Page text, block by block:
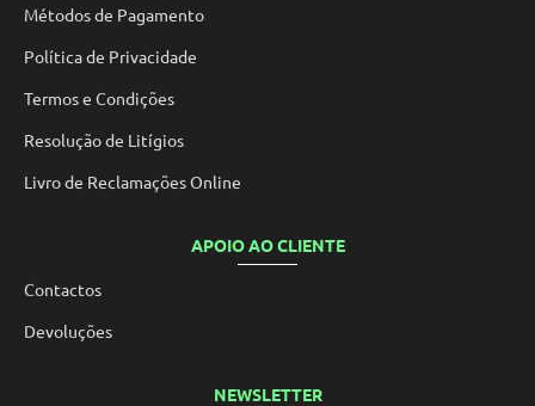
Métodos de Pagamento
Política de Privacidade
Termos e Condições
Resolução de Litígios
Livro de Reclamações Online
APOIO AO CLIENTE
Contactos
Devoluções
NEWSLETTER